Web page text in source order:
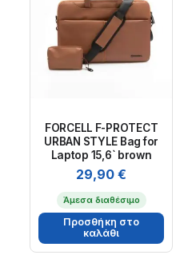
FORCELL F-PROTECT
URBAN STYLE Bag for
Laptop 15,6` brown
29,90€
Άμεσα διαθέσιμο
Προσθήκη στο
καλάθι